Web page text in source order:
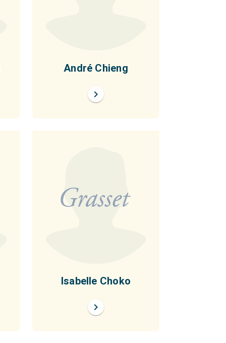
André Chieng
chevron_right
Isabelle Choko
chevron_right